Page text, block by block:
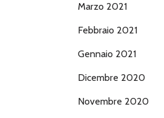
Marzo 2021
Febbraio 2021
Gennaio 2021
Dicembre 2020
Novembre 2020